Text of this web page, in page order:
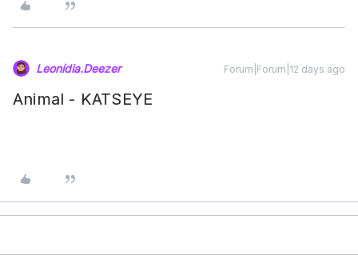
Leonídia.Deezer Forum|Forum|12 days ago
Animal - KATSEYE